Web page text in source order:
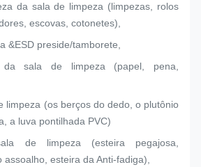
da sala de limpeza (limpezas, rolos
escovas, cotonetes),
&ESD preside/tamborete,
da sala de limpeza (papel, pena,
limpeza (os berços do dedo, o plutônio
a luva pontilhada PVC)
de limpeza (esteira pegajosa,
esteira da Anti-fadiga),